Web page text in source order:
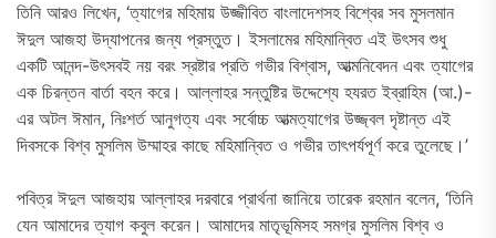
তিনি আরও লিখেন, ‘ত্যাগের মহিমায় উজ্জীবিত বাংলাদেশসহ বিশ্বের সব মুসলমান
ঈদুল আজহা উদ্‌যাপনের জন্য প্রস্তুত। ইসলামের মহিমান্বিত এই উৎসব শুধু
একটি আনন্দ-উৎসবই নয় বরং স্রষ্টার প্রতি গভীর বিশ্বাস, আত্মনিবেদন এবং ত্যাগের
এক চিরন্তন বার্তা বহন করে। আল্লাহর সন্তুষ্টির উদ্দেশ্যে হযরত ইব্রাহিম (আ.)-
এর অটল ঈমান, নিঃশর্ত আনুগত্য এবং সর্বোচ্চ আত্মত্যাগের উজ্জ্বল দৃষ্টান্ত এই
দিবসকে বিশ্ব মুসলিম উম্মাহর কাছে মহিমান্বিত ও গভীর তাৎপর্যপূর্ণ করে তুলেছে।’
পবিত্র ঈদুল আজহায় আল্লাহর দরবারে প্রার্থনা জানিয়ে তারেক রহমান বলেন, ‘তিনি
যেন আমাদের ত্যাগ কবুল করেন। আমাদের মাতৃভূমিসহ সমগ্র মুসলিম বিশ্ব ও